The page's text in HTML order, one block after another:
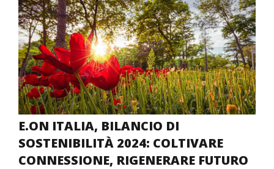
E.ON ITALIA, BILANCIO DI
SOSTENIBILITÀ 2024: COLTIVARE
CONNESSIONE, RIGENERARE FUTURO